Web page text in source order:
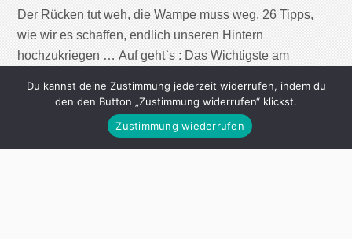
Der Rücken tut weh, die Wampe muss weg. 26 Tipps,
wie wir es schaffen, endlich unseren Hintern
hochzukriegen … Auf geht`s : Das Wichtigste am
durchhält. Zwei Wochen jeden Tag ans Limit gehen und
danach entnervt aufhören, bringt nichts. Zwei Monate
auch nicht. Sport muss selbst verständlicher Teil […]
Du kannst deine Zustimmung jederzeit widerrufen, indem du
den den Button „Zustimmung widerrufen“ klickst.
Zustimmung wiederrufen